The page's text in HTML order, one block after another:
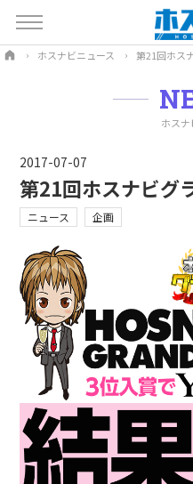
ホスナビニュース 第21回ホス
ホスナ
2017-07-07
第21回ホスナビグ
ニュース 企画